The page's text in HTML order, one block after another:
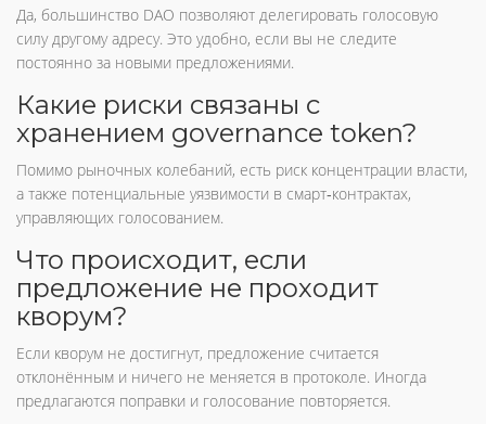
Да, большинство DAO позволяют делегировать голосовую
силу другому адресу. Это удобно, если вы не следите
постоянно за новыми предложениями.
Какие риски связаны с
хранением governance token?
Помимо рыночных колебаний, есть риск концентрации власти,
а также потенциальные уязвимости в смарт‑контрактах,
управляющих голосованием.
Что происходит, если
предложение не проходит
кворум?
Если кворум не достигнут, предложение считается
отклонённым и ничего не меняется в протоколе. Иногда
предлагаются поправки и голосование повторяется.